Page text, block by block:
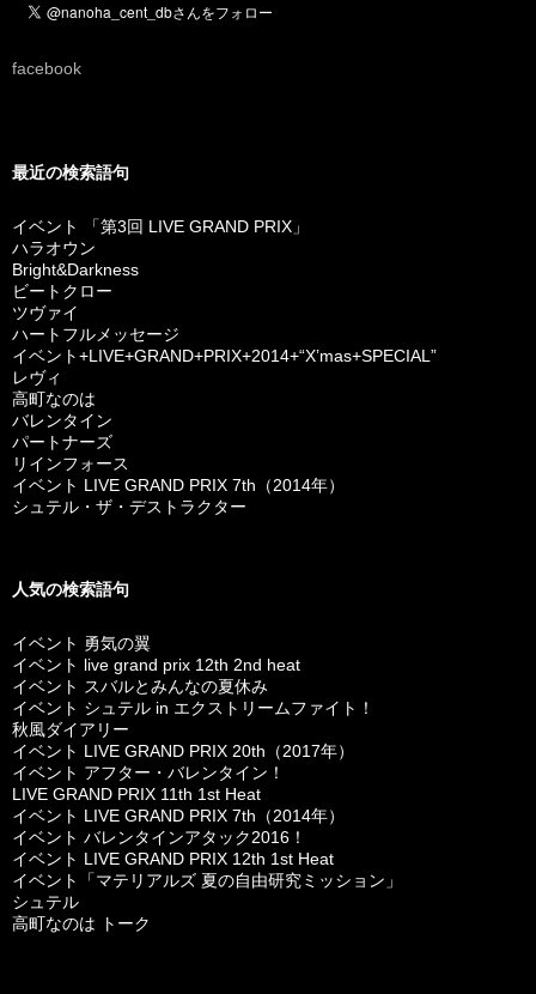
facebook
最近の検索語句
イベント 「第3回 LIVE GRAND PRIX」
ハラオウン
Bright&Darkness
ビートクロー
ツヴァイ
ハートフルメッセージ
イベント+LIVE+GRAND+PRIX+2014+“X’mas+SPECIAL”
レヴィ
高町なのは
バレンタイン
パートナーズ
リインフォース
イベント LIVE GRAND PRIX 7th（2014年）
シュテル・ザ・デストラクター
人気の検索語句
イベント 勇気の翼
イベント live grand prix 12th 2nd heat
イベント スバルとみんなの夏休み
イベント シュテル in エクストリームファイト！
秋風ダイアリー
イベント LIVE GRAND PRIX 20th（2017年）
イベント アフター・バレンタイン！
LIVE GRAND PRIX 11th 1st Heat
イベント LIVE GRAND PRIX 7th（2014年）
イベント バレンタインアタック2016！
イベント LIVE GRAND PRIX 12th 1st Heat
イベント「マテリアルズ 夏の自由研究ミッション」
シュテル
高町なのは トーク